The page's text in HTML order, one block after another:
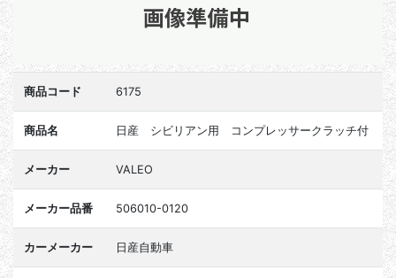
商品コード 6175
商品名 日産 シビリアン用 コンプレッサークラッチ付
メーカー VALEO
メーカー品番 506010-0120
カーメーカー 日産自動車